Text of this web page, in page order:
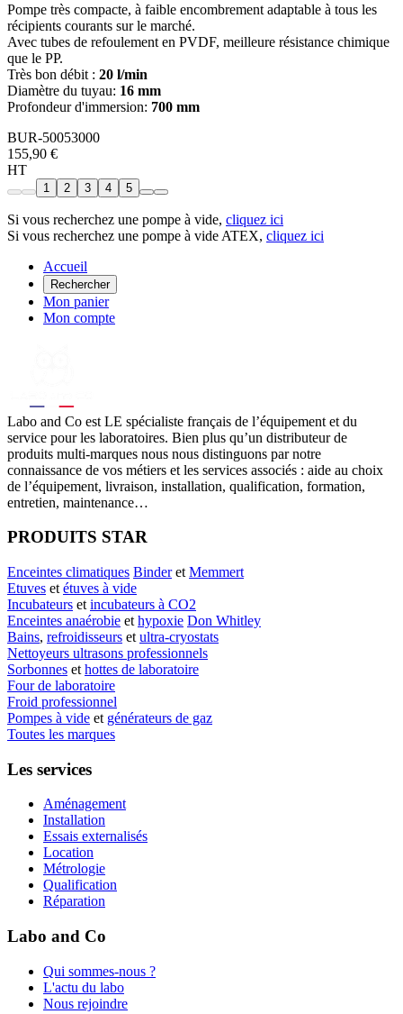
Pompe très compacte, à faible encombrement adaptable à tous les
récipients courants sur le marché.
Avec tubes de refoulement en PVDF, meilleure résistance chimique
que le PP.
Très bon débit : 20 l/min
Diamètre du tuyau: 16 mm
Profondeur d'immersion: 700 mm
BUR-50053000
155,90 €
HT
1 2 3 4 5
Si vous recherchez une pompe à vide, cliquez ici
Si vous recherchez une pompe à vide ATEX, cliquez ici
Accueil
Rechercher
Mon panier
Mon compte
Labo and Co est LE spécialiste français de l’équipement et du
service pour les laboratoires. Bien plus qu’un distributeur de
produits multi-marques nous nous distinguons par notre
connaissance de vos métiers et les services associés : aide au choix
de l’équipement, livraison, installation, qualification, formation,
entretien, maintenance…
PRODUITS STAR
Enceintes climatiques Binderet Memmert
Etuves et étuves à vide
Incubateurs et incubateurs à CO2
Enceintes anaérobie et hypoxie Don Whitley
Bains, refroidisseurs et ultra-cryostats
Nettoyeurs ultrasons professionnels
Sorbonnes et hottes de laboratoire
Four de laboratoire
Froid professionnel
Pompes à vide et générateurs de gaz
Toutes les marques
Les services
Aménagement
Installation
Essais externalisés
Location
Métrologie
Qualification
Réparation
Labo and Co
Qui sommes-nous ?
L'actu du labo
Nous rejoindre